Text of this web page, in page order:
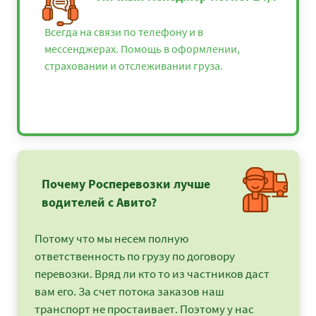
Всегда на связи по телефону и в
мессенджерах. Помощь в оформлении,
страховании и отслеживании груза.
Почему Росперевозки лучше
водителей с Авито?
Потому что мы несем полную
ответственность по грузу по договору
перевозки. Вряд ли кто то из частников даст
вам его. За счет потока заказов наш
транспорт не простаивает. Поэтому у нас